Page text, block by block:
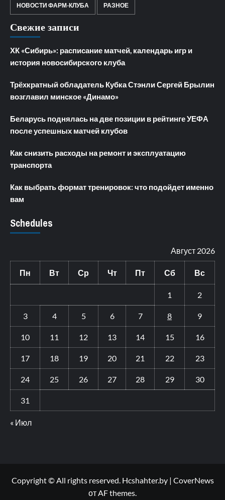
НОВОСТИ ФАРМ-КЛУБА РАЗНОЕ
Свежие записи
ХК «Сибирь»: расписание матчей, календарь игр и
история новосибирского клуба
Трёхкратный обладатель Кубка Стэнли Сергей Брылин
возглавил минское «Динамо»
Беларусь поднялась на две позиции в рейтинге УЕФА
после успешных матчей клубов
Как снизить расходы на ремонт и эксплуатацию
транспорта
Как выбрать формат тренировок: что подойдет именно
вам
Schedules
Август 2026
Пн Вт Ср Чт Пт Сб Вс
1 2
3 4 5 6 7 8 9
10 11 12 13 14 15 16
17 18 19 20 21 22 23
24 25 26 27 28 29 30
31
« Июл
Copyright © All rights reserved. Hcshahter.by | CoverNews
от AF themes.